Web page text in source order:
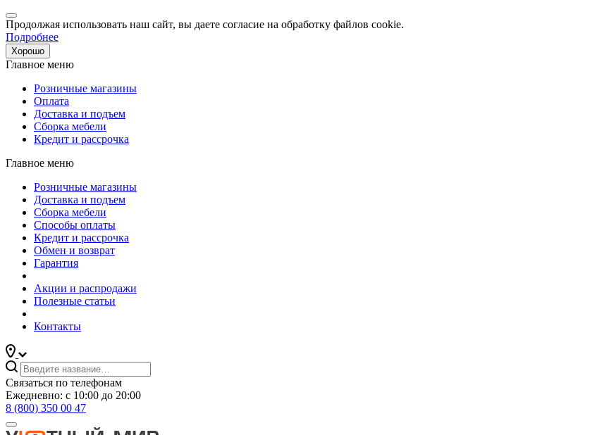
Продолжая использовать наш сайт, вы даете согласие на обработку файлов cookie.
Подробнее
Хорошо
Главное меню
Розничные магазины
Оплата
Доставка и подъем
Сборка мебели
Кредит и рассрочка
Главное меню
Розничные магазины
Доставка и подъем
Сборка мебели
Способы оплаты
Кредит и рассрочка
Обмен и возврат
Гарантия
Акции и распродажи
Полезные статьи
Контакты
Связаться по телефонам
Ежедневно: с 10:00 до 20:00
8 (800) 350 00 47